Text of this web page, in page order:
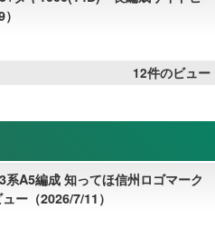
12件のビュー
A5編成 知ってほ信州ロゴマーク
ー（2026/7/11）